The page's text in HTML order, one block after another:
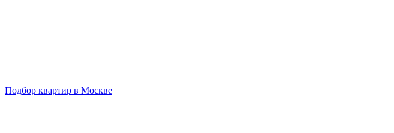
Подбор квартир в Москве